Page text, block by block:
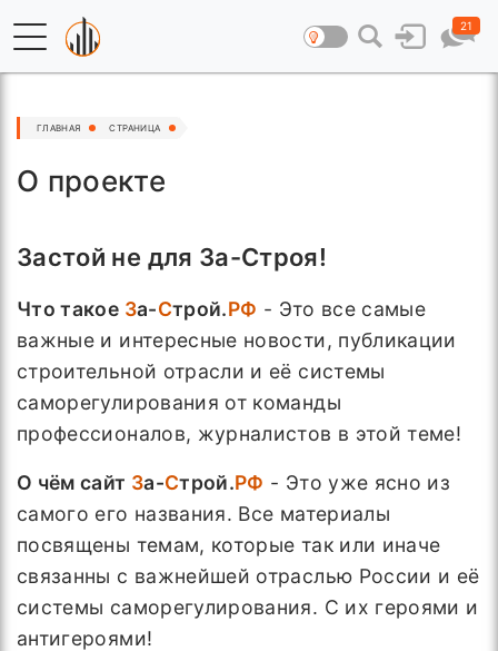
21
ГЛАВНАЯ СТРАНИЦА
О проекте
Застой не для За-Строя!
Что такое За-Строй.РФ - Это все самые
важные и интересные новости, публикации
строительной отрасли и её системы
саморегулирования от команды
профессионалов, журналистов в этой теме!
О чём сайт За-Строй.РФ - Это уже ясно из
самого его названия. Все материалы
посвящены темам, которые так или иначе
связанны с важнейшей отраслью России и её
системы саморегулирования. С их героями и
антигероями!